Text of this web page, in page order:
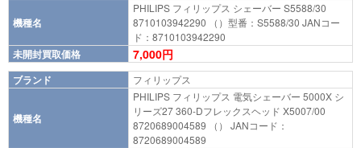
機種名
PHILIPS フィリップス シェーバー S5588/30
8710103942290 （）型番：S5588/30 JANコー
ド：8710103942290
未開封買取価格 7,000円
ブランド フィリップス
機種名
PHILIPS フィリップス 電気シェーバー 5000X シ
リーズ27 360-Dフレックスヘッド X5007/00
8720689004589 （） JANコード：
8720689004589